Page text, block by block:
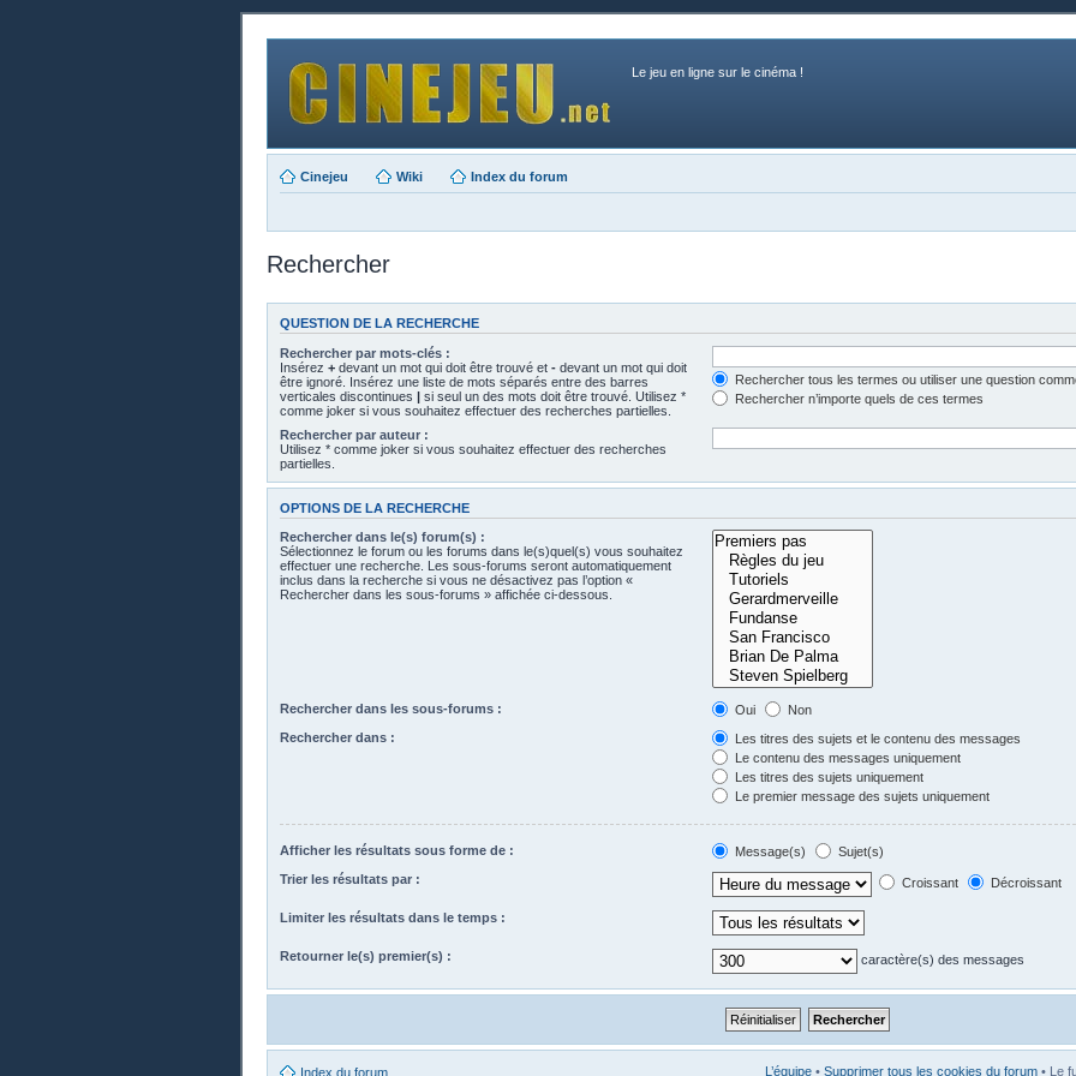
Le jeu en ligne sur le cinéma !
Cinejeu Wiki Index du forum
Rechercher
QUESTION DE LA RECHERCHE
Rechercher par mots-clés :
Insérez + devant un mot qui doit être trouvé et - devant un mot qui doit
être ignoré. Insérez une liste de mots séparés entre des barres
verticales discontinues | si seul un des mots doit être trouvé. Utilisez *
comme joker si vous souhaitez effectuer des recherches partielles.
Rechercher tous les termes ou utiliser une question
Rechercher n’importe quels de ces termes
Rechercher par auteur :
Utilisez * comme joker si vous souhaitez effectuer des recherches
partielles.
OPTIONS DE LA RECHERCHE
Rechercher dans le(s) forum(s) :
Sélectionnez le forum ou les forums dans le(s)quel(s) vous souhaitez
effectuer une recherche. Les sous-forums seront automatiquement
inclus dans la recherche si vous ne désactivez pas l’option «
Rechercher dans les sous-forums » affichée ci-dessous.
Rechercher dans les sous-forums : Oui
Non
Rechercher dans :
Les titres des sujets et le contenu des messages
Le contenu des messages uniquement
Les titres des sujets uniquement
Le premier message des sujets uniquement
Afficher les résultats sous forme de : Message(s)
Sujet(s)
Trier les résultats par :
Croissant Décroissant
Limiter les résultats dans le temps :
Retourner le(s) premier(s) : caractère(s) des messages
Index du forum L’équipe • Supprimer tous les cookies du forum • Le